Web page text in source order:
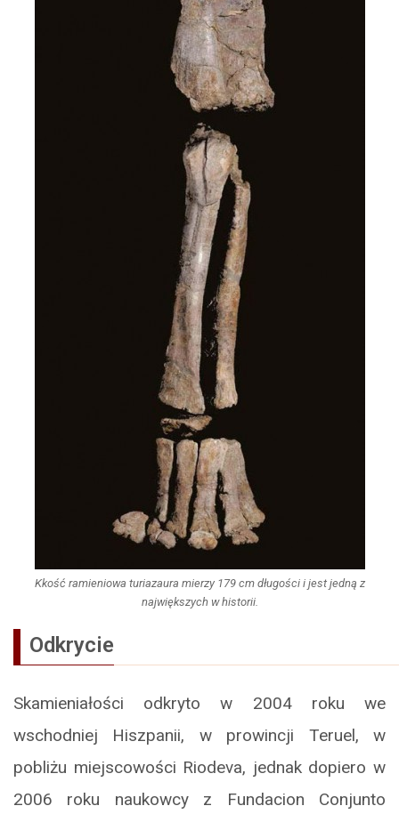
Kkość ramieniowa turiazaura mierzy 179 cm długości i jest jedną z
największych w historii.
Odkrycie
Skamieniałości odkryto w 2004 roku we
wschodniej Hiszpanii, w prowincji Teruel, w
pobliżu miejscowości Riodeva, jednak dopiero w
2006 roku naukowcy z Fundacion Conjunto